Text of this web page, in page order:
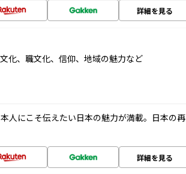
詳細を見る
化、職文化、信仰、地域の魅力など
人にこそ伝えたい日本の魅力が満載。日本の再
詳細を見る